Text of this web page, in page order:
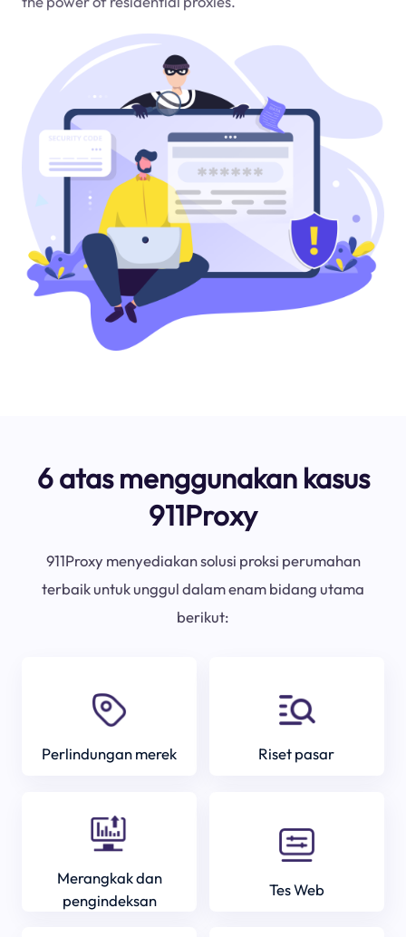
6 atas menggunakan kasus
911Proxy
911Proxy menyediakan solusi proksi perumahan
terbaik untuk unggul dalam enam bidang utama
berikut:
Perlindungan merek Riset pasar
Merangkak dan
pengindeksan
Tes Web